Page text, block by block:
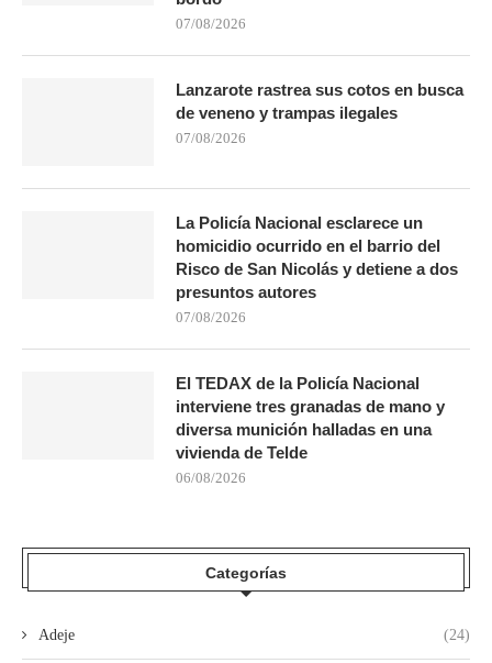
07/08/2026
Lanzarote rastrea sus cotos en busca
de veneno y trampas ilegales
07/08/2026
La Policía Nacional esclarece un
homicidio ocurrido en el barrio del
Risco de San Nicolás y detiene a dos
presuntos autores
07/08/2026
El TEDAX de la Policía Nacional
interviene tres granadas de mano y
diversa munición halladas en una
vivienda de Telde
06/08/2026
Categorías
Adeje (24)